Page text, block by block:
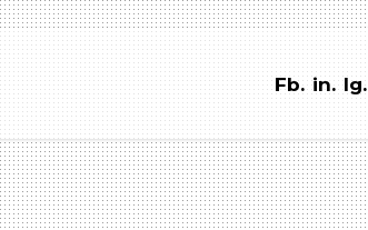
Fb. in. Ig.